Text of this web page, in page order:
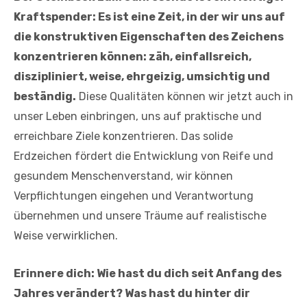
Kraftspender: Es ist eine Zeit, in der wir uns auf
die konstruktiven Eigenschaften des Zeichens
konzentrieren können: zäh, einfallsreich,
diszipliniert, weise, ehrgeizig, umsichtig und
beständig. Diese Qualitäten können wir jetzt auch in
unser Leben einbringen, uns auf praktische und
erreichbare Ziele konzentrieren. Das solide
Erdzeichen fördert die Entwicklung von Reife und
gesundem Menschenverstand, wir können
Verpflichtungen eingehen und Verantwortung
übernehmen und unsere Träume auf realistische
Weise verwirklichen.
Erinnere dich: Wie hast du dich seit Anfang des
Jahres verändert? Was hast du hinter dir